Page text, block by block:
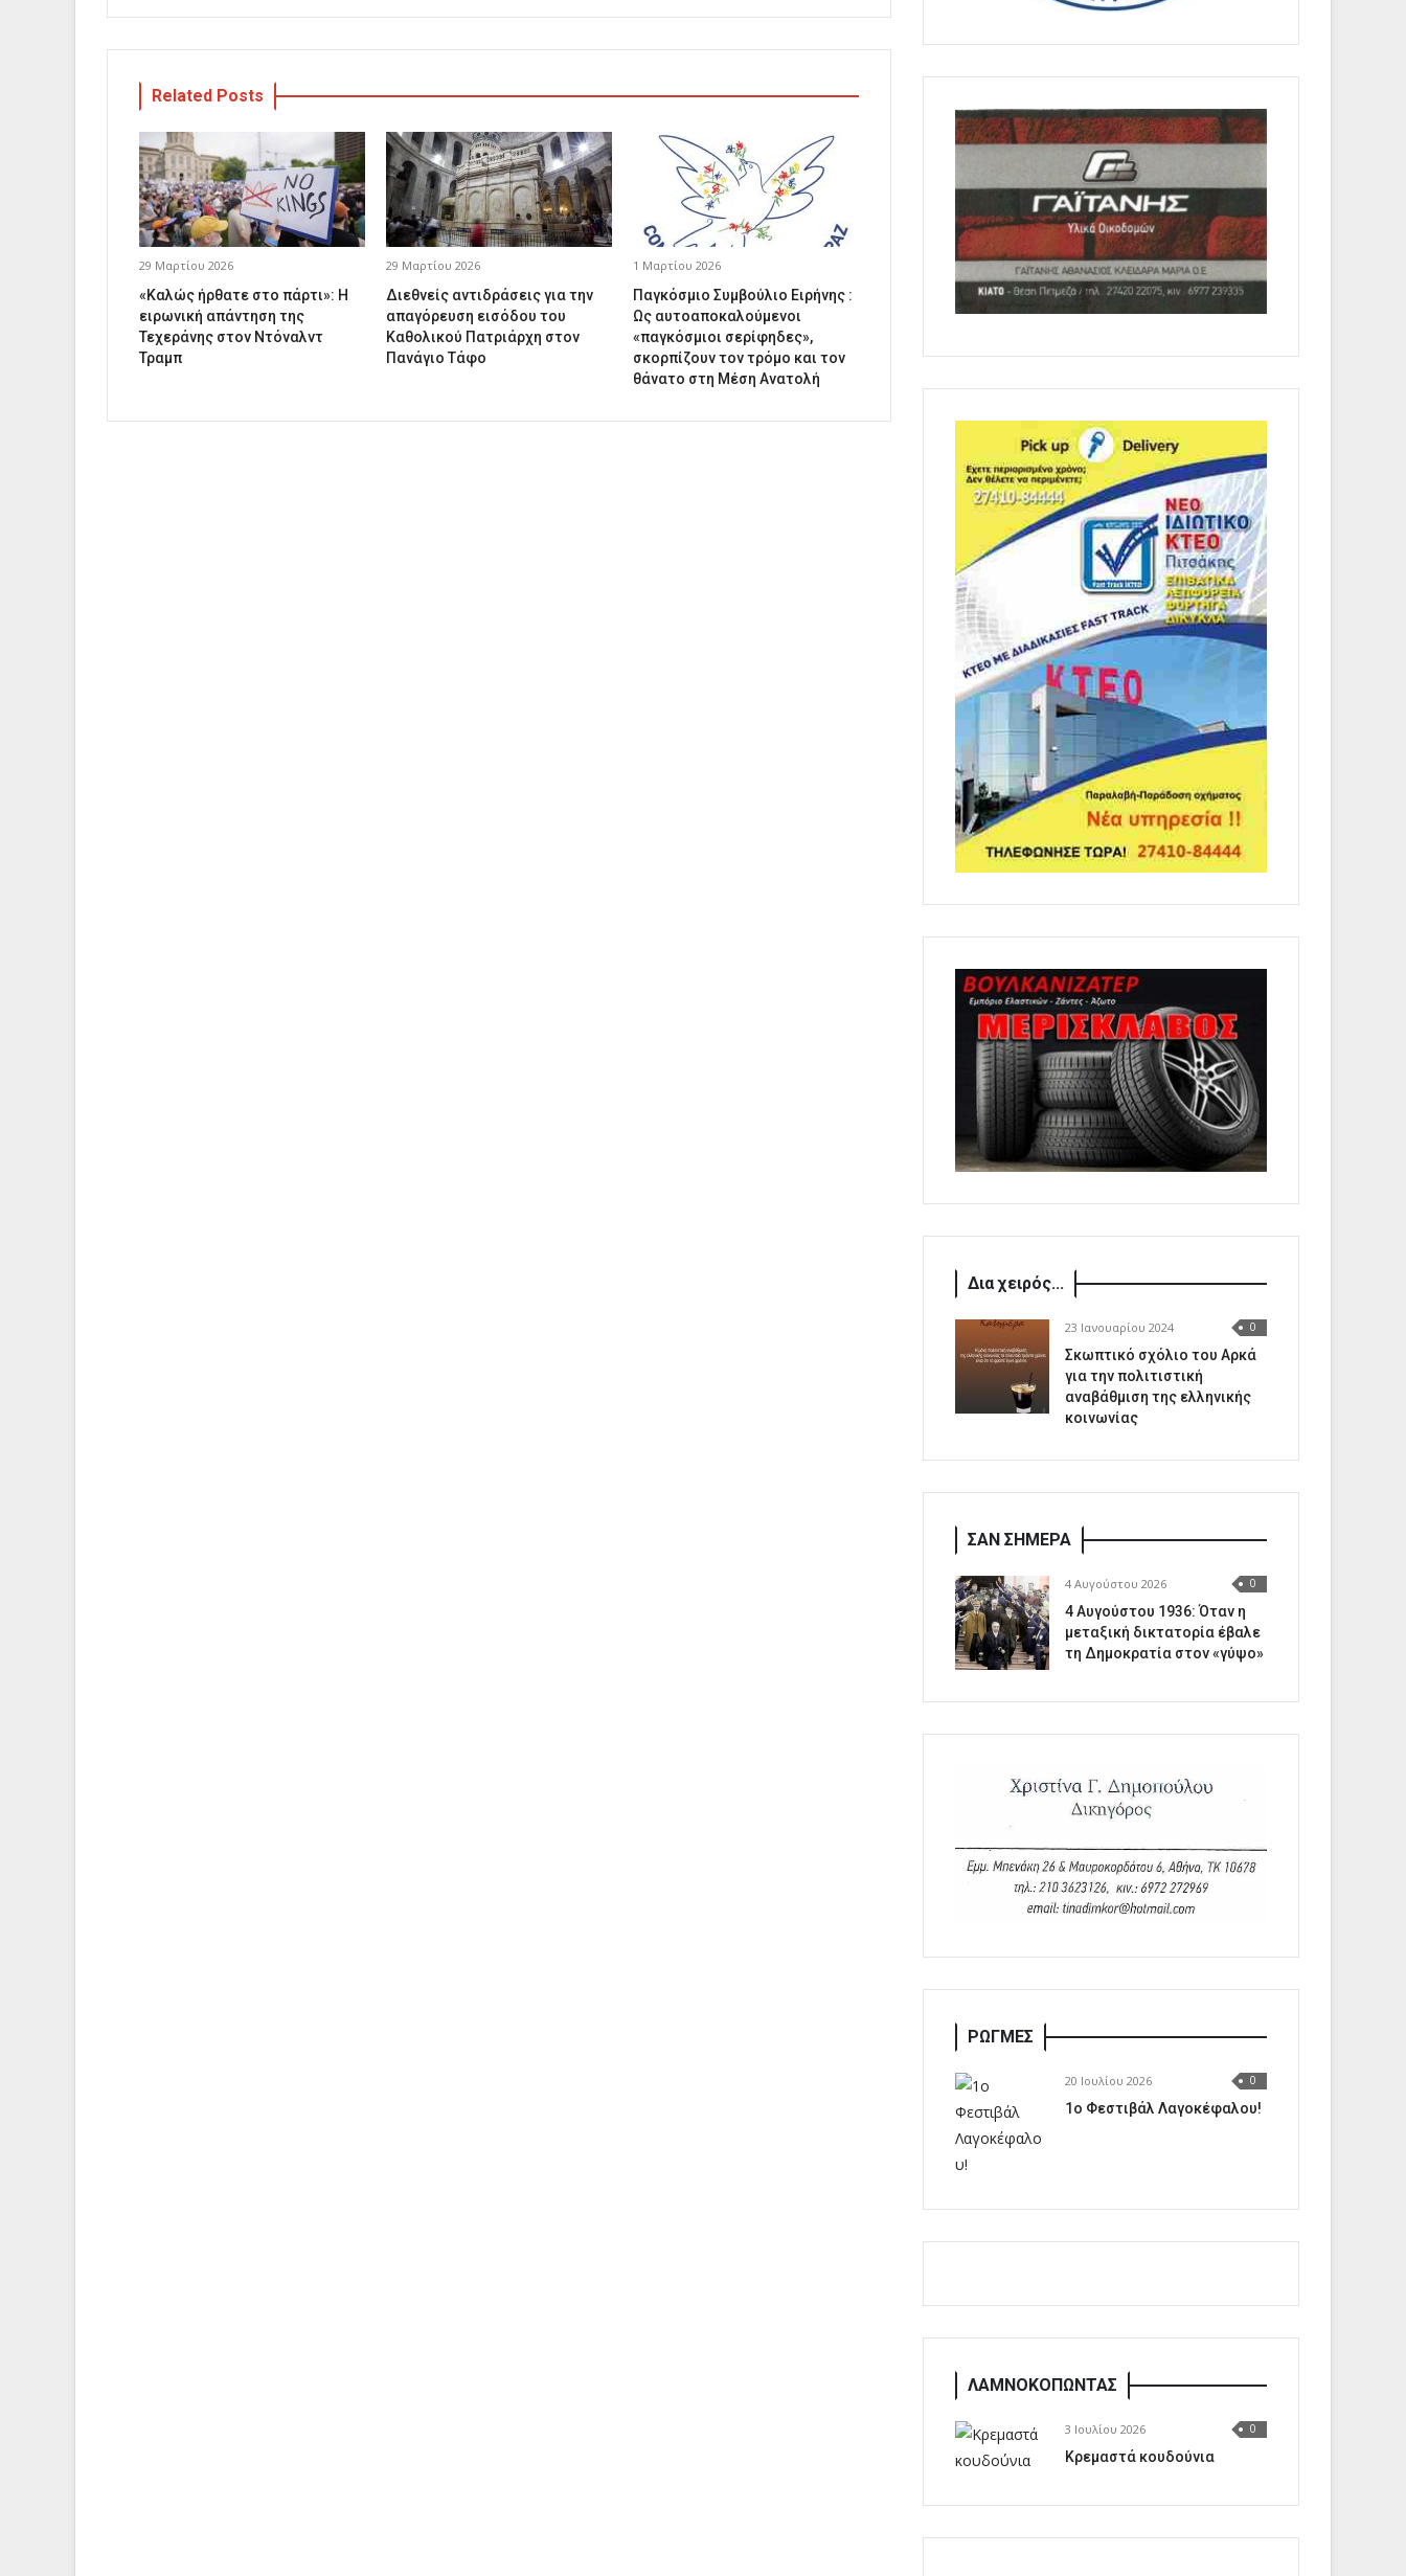
Related Posts
29 Μαρτίου 2026
«Καλώς ήρθατε στο πάρτι»: Η
ειρωνική απάντηση της
Τεχεράνης στον Ντόναλντ
Τραμπ
29 Μαρτίου 2026
Διεθνείς αντιδράσεις για την
απαγόρευση εισόδου του
Καθολικού Πατριάρχη στον
Πανάγιο Τάφο
1 Μαρτίου 2026
Παγκόσμιο Συμβούλιο Ειρήνης :
Ως αυτοαποκαλούμενοι
«παγκόσμιοι σερίφηδες»,
σκορπίζουν τον τρόμο και τον
θάνατο στη Μέση Ανατολή
Δια χειρός...
23 Ιανουαρίου 2024 0
Σκωπτικό σχόλιο του Αρκά
για την πολιτιστική
αναβάθμιση της ελληνικής
κοινωνίας
ΣΑΝ ΣΗΜΕΡΑ
4 Αυγούστου 2026 0
4 Αυγούστου 1936: Όταν η
μεταξική δικτατορία έβαλε
τη Δημοκρατία στον «γύψο»
ΡΩΓΜΕΣ
20 Ιουλίου 2026 0
1o Φεστιβάλ Λαγοκέφαλου!
ΛΑΜΝΟΚΟΠΩΝΤΑΣ
3 Ιουλίου 2026 0
Κρεμαστά κουδούνια